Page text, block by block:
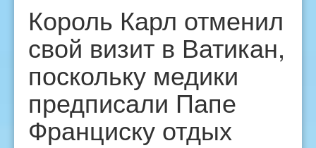
Король Карл отменил
свой визит в Ватикан,
поскольку медики
предписали Папе
Франциску отдых